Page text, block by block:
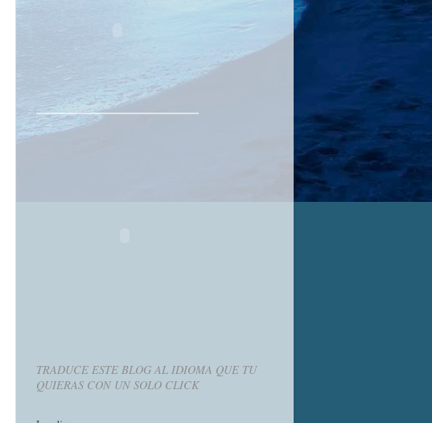
TRADUCE ESTE BLOG AL IDIOMA QUE TU
QUIERAS CON UN SOLO CLICK